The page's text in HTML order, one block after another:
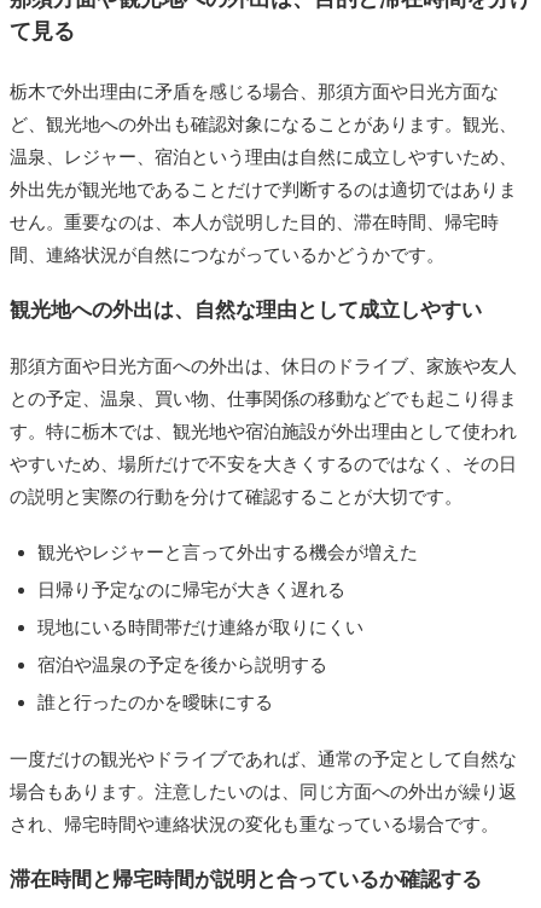
て見る
栃木で外出理由に矛盾を感じる場合、那須方面や日光方面な
ど、観光地への外出も確認対象になることがあります。観光、
温泉、レジャー、宿泊という理由は自然に成立しやすいため、
外出先が観光地であることだけで判断するのは適切ではありま
せん。重要なのは、本人が説明した目的、滞在時間、帰宅時
間、連絡状況が自然につながっているかどうかです。
観光地への外出は、自然な理由として成立しやすい
那須方面や日光方面への外出は、休日のドライブ、家族や友人
との予定、温泉、買い物、仕事関係の移動などでも起こり得ま
す。特に栃木では、観光地や宿泊施設が外出理由として使われ
やすいため、場所だけで不安を大きくするのではなく、その日
の説明と実際の行動を分けて確認することが大切です。
観光やレジャーと言って外出する機会が増えた
日帰り予定なのに帰宅が大きく遅れる
現地にいる時間帯だけ連絡が取りにくい
宿泊や温泉の予定を後から説明する
誰と行ったのかを曖昧にする
一度だけの観光やドライブであれば、通常の予定として自然な
場合もあります。注意したいのは、同じ方面への外出が繰り返
され、帰宅時間や連絡状況の変化も重なっている場合です。
滞在時間と帰宅時間が説明と合っているか確認する